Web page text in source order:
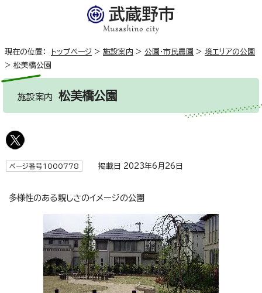
現在の位置： トップページ > 施設案内 > 公園・市民農園 > 境エリアの公園
> 松美橋公園
施設案内 松美橋公園
ページ番号1000778 掲載日 2023年6月26日
多様性のある親しさのイメージの公園